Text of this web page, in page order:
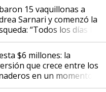
15 vaquillonas a
Sarnari y comenzó la
“Todos los días le
a algún productor”
$6 millones: la
que crece entre los
en un momento
para la actividad